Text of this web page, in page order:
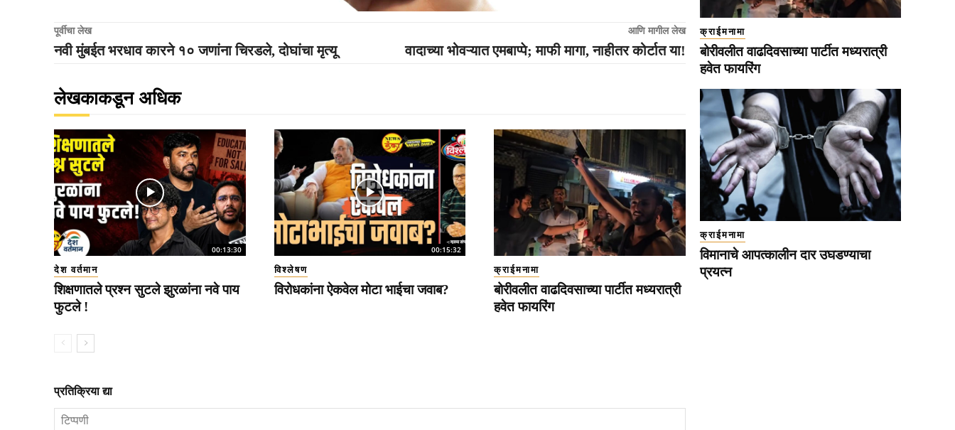
पूर्वीचा लेख
नवी मुंबईत भरधाव कारने १० जणांना चिरडले, दोघांचा मृत्यू
आणि मागील लेख
वादाच्या भोवऱ्यात एमबाप्पे; माफी मागा, नाहीतर कोर्टात या!
लेखकाकडून अधिक
00:13:30
देश वर्तमान
शिक्षणातले प्रश्न सुटले झुरळांना नवे पाय
फुटले !
00:15:32
विश्लेषण
विरोधकांना ऐकवेल मोटा भाईचा जवाब?
क्राईमनामा
बोरीवलीत वाढदिवसाच्या पार्टीत मध्यरात्री
हवेत फायरिंग
प्रतिक्रिया द्या
क्राईमनामा
बोरीवलीत वाढदिवसाच्या पार्टीत मध्यरात्री
हवेत फायरिंग
क्राईमनामा
विमानाचे आपत्कालीन दार उघडण्याचा
प्रयत्न